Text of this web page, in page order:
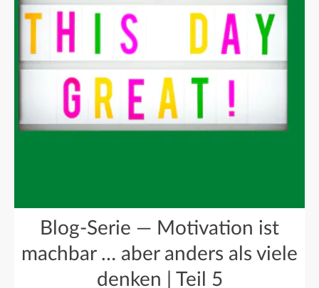
Blog-Serie — Motivation ist
machbar … aber anders als viele
denken | Teil 5